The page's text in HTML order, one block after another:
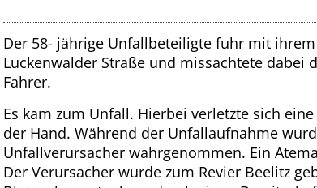
Der 58- jährige Unfallbeteiligte fuhr mit
Luckenwalder Straße und missachtete dabei
Fahrer.
Es kam zum Unfall. Hierbei verletzte sich
der Hand. Während der Unfallaufnahme
Unfallverursacher wahrgenommen. Ein
Der Verursacher wurde zum Revier Beelitz